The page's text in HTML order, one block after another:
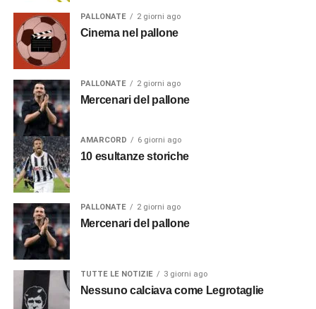
PALLONATE 2 giorni ago
Cinema nel pallone
PALLONATE 2 giorni ago
Mercenari del pallone
AMARCORD 6 giorni ago
10 esultanze storiche
PALLONATE 2 giorni ago
Mercenari del pallone
TUTTE LE NOTIZIE 3 giorni ago
Nessuno calciava come Legrotaglie